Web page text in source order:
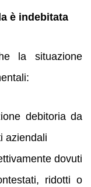
è indebitata
la situazione
debitoria da
aziendali
dovuti
ridotti o